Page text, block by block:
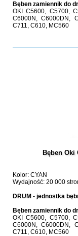
Bęben zamiennik do
OKI C5600, C5700,
C6000N, C6000DN,
C711, C610, MC560
Bęben Oki
Kolor: CYAN
Wydajność: 20 000
DRUM - jednostka
Bęben zamiennik do
OKI C5600, C5700,
C6000N, C6000DN,
C711, C610, MC560